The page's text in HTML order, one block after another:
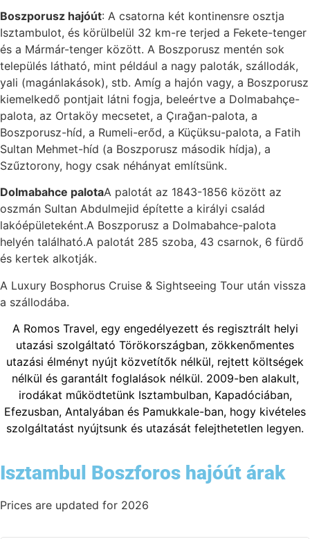
Boszporusz hajóút: A csatorna két kontinensre osztja
Isztambulot, és körülbelül 32 km-re terjed a Fekete-tenger
és a Mármár-tenger között. A Boszporusz mentén sok
település látható, mint például a nagy paloták, szállodák,
yali (magánlakások), stb. Amíg a hajón vagy, a Boszporusz
kiemelkedő pontjait látni fogja, beleértve a Dolmabahçe-
palota, az Ortaköy mecsetet, a Çırağan-palota, a
Boszporusz-híd, a Rumeli-erőd, a Küçüksu-palota, a Fatih
Sultan Mehmet-híd (a Boszporusz második hídja), a
Szűztorony, hogy csak néhányat említsünk.
Dolmabahce palotaA palotát az 1843-1856 között az
oszmán Sultan Abdulmejid építette a királyi család
lakóépületeként.A Boszporusz a Dolmabahce-palota
helyén található.A palotát 285 szoba, 43 csarnok, 6 fürdő
és kertek alkotják.
A Luxury Bosphorus Cruise & Sightseeing Tour után vissza
a szállodába.
A Romos Travel, egy engedélyezett és regisztrált helyi
utazási szolgáltató Törökországban, zökkenőmentes
utazási élményt nyújt közvetítők nélkül, rejtett költségek
nélkül és garantált foglalások nélkül. 2009-ben alakult,
irodákat működtetünk Isztambulban, Kapadóciában,
Efezusban, Antalyában és Pamukkale-ban, hogy kivételes
szolgáltatást nyújtsunk és utazását felejthetetlen legyen.
Isztambul Boszforos hajóút árak
Prices are updated for 2026